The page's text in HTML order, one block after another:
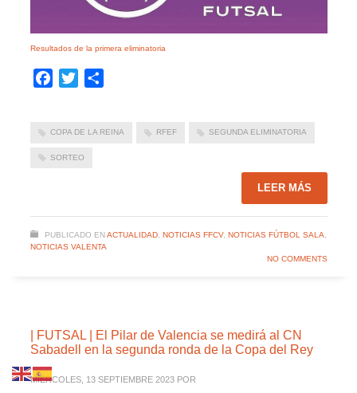
Resultados de la primera eliminatoria
Facebook
Twitter
COPA DE LA REINA RFEF SEGUNDA ELIMINATORIA
SORTEO
LEER MÁS
PUBLICADO EN ACTUALIDAD, NOTICIAS FFCV, NOTICIAS FÚTBOL SALA
NOTICIAS VALENTA
NO COMMENTS
| FUTSAL | El Pilar de Valencia se medirá al CN
Sabadell en la segunda ronda de la Copa del Rey
MIÉRCOLES, 13 SEPTIEMBRE 2023 POR